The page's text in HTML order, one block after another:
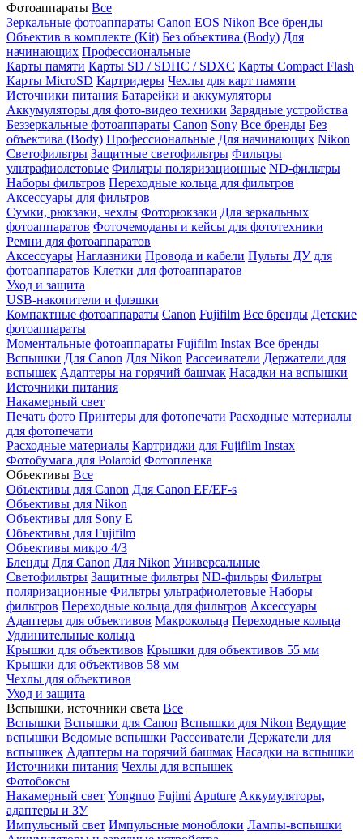
Фотоаппараты Все
Зеркальные фотоаппараты Canon EOS Nikon Все бренды
Объектив в комплекте (Kit) Без объектива (Body) Для
начинающих Профессиональные
Карты памяти Карты SD / SDHC / SDXC Карты Compact Flash
Карты MicroSD Картридеры Чехлы для карт памяти
Источники питания Батарейки и аккумуляторы
Аккумуляторы для фото-видео техники Зарядные устройства
Беззеркальные фотоаппараты Canon Sony Все бренды Без
объектива (Body) Профессиональные Для начинающих Nikon
Светофильтры Защитные светофильтры Фильтры
ультрафиолетовые Фильтры поляризационные ND-фильтры
Наборы фильтров Переходные кольца для фильтров
Аксессуары для фильтров
Сумки, рюкзаки, чехлы Фоторюкзаки Для зеркальных
фотоаппаратов Фоточемоданы и кейсы для фототехники
Ремни для фотоаппаратов
Аксессуары Наглазники Провода и кабели Пульты ДУ для
фотоаппаратов Клетки для фотоаппаратов
Уход и защита
USB-накопители и флэшки
Компактные фотоаппараты Canon Fujifilm Все бренды Детские
фотоаппараты
Моментальные фотоаппараты Fujifilm Instax Все бренды
Вспышки Для Canon Для Nikon Рассеиватели Держатели для
вспышек Адаптеры на горячий башмак Насадки на вспышки
Источники питания
Накамерный свет
Печать фото Принтеры для фотопечати Расходные материалы
для фотопечати
Расходные материалы Картриджи для Fujifilm Instax
Фотобумага для Polaroid Фотопленка
Объективы Все
Объективы для Canon Для Canon EF/EF-s
Объективы для Nikon
Объективы для Sony E
Объективы для Fujifilm
Объективы микро 4/3
Бленды Для Canon Для Nikon Универсальные
Светофильтры Защитные фильтры ND-фильры Фильтры
поляризационные Фильтры ультрафиолетовые Наборы
фильтров Переходные кольца для фильтров Аксессуары
Адаптеры для объективов Макрокольца Переходные кольца
Удлинительные кольца
Крышки для объективов Крышки для объективов 55 мм
Крышки для объективов 58 мм
Чехлы для объективов
Уход и защита
Вспышки, источники света Все
Вспышки Вспышки для Canon Вспышки для Nikon Ведущие
вспышки Ведомые вспышки Рассеиватели Держатели для
вспышкек Адаптеры на горячий башмак Насадки на вспышки
Источники питания Чехлы для вспышек
Фотобоксы
Накамерный свет Yongnuo Fujimi Aputure Аккумуляторы,
адаптеры и ЗУ
Импульсный свет Импульсные моноблоки Лампы-вспышки